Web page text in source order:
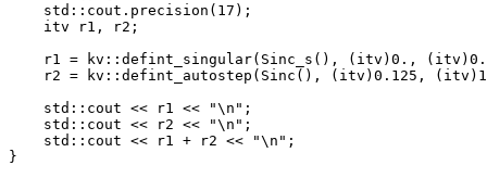
    std::cout.precision(17);
    itv r1, r2;
r1 = kv::defint_singular(Sinc_s(), (itv)0.,
r2 = kv::defint_autostep(Sinc(), (itv)0.125,
    std::cout << r1 << "\n";
    std::cout << r2 << "\n";
    std::cout << r1 + r2 << "\n";